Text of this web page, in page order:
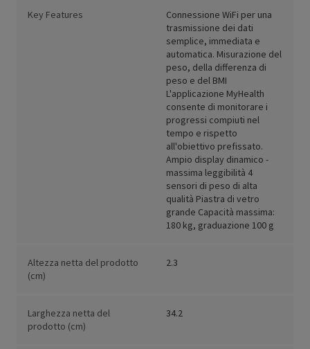
Key Features
Connessione WiFi per una
trasmissione dei dati
semplice, immediata e
automatica. Misurazione del
peso, della differenza di
peso e del BMI
L'applicazione MyHealth
consente di monitorare i
progressi compiuti nel
tempo e rispetto
all'obiettivo prefissato.
Ampio display dinamico -
massima leggibilità 4
sensori di peso di alta
qualità Piastra di vetro
grande Capacità massima:
180 kg, graduazione 100 g
Altezza netta del prodotto
(cm)
2.3
Larghezza netta del
prodotto (cm)
34.2